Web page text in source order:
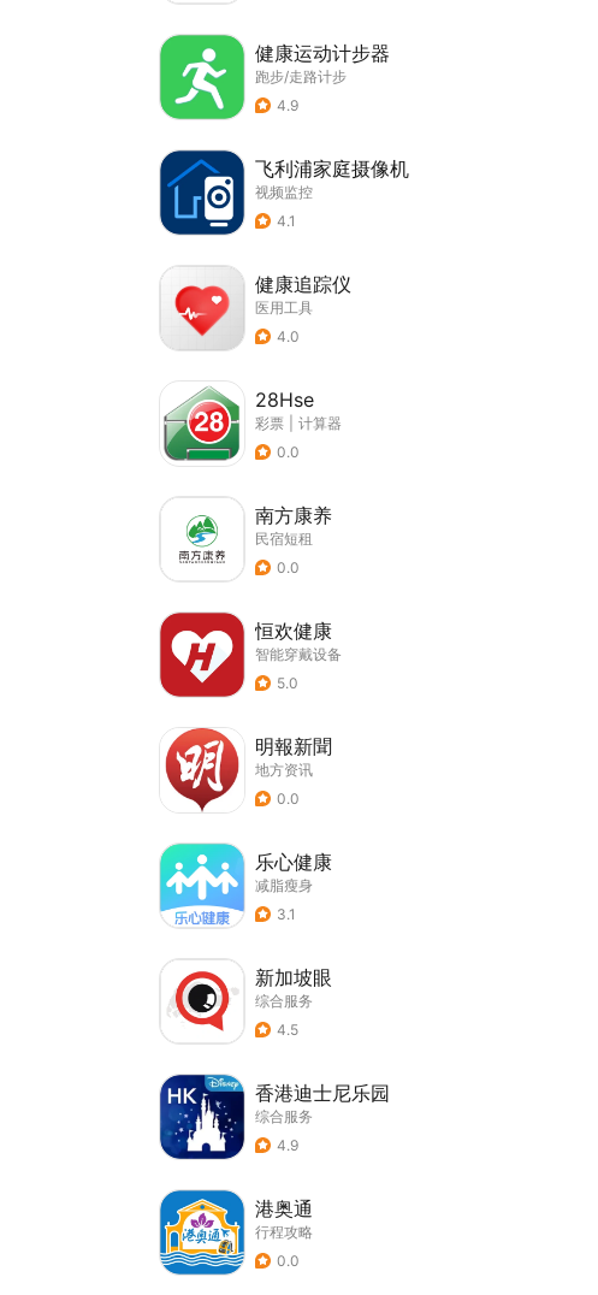
健康运动计步器
跑步/走路计步
4.9
飞利浦家庭摄像机
视频监控
4.1
健康追踪仪
医用工具
4.0
28Hse
彩票
计算器
0.0
南方康养
民宿短租
0.0
恒欢健康
智能穿戴设备
5.0
明報新聞
地方资讯
0.0
乐心健康
减脂瘦身
3.1
新加坡眼
综合服务
4.5
香港迪士尼乐园
综合服务
4.9
港奥通
行程攻略
0.0